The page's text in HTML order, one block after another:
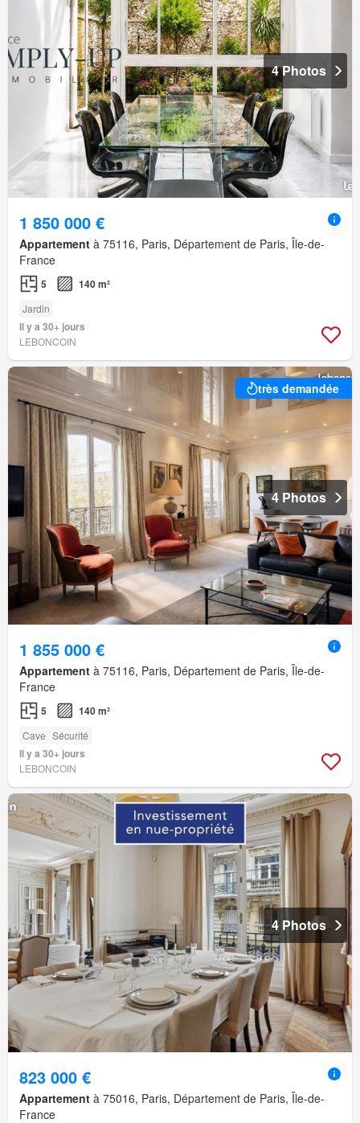
4 Photos
1 850 000 €
Appartement à 75116, Paris, Département de Paris, Île-de-
France
5 140 m²
Jardin
Il y a 30+ jours
LEBONCOIN
très demandée
4 Photos
1 855 000 €
Appartement à 75116, Paris, Département de Paris, Île-de-
France
5 140 m²
Cave Sécurité
Il y a 30+ jours
LEBONCOIN
4 Photos
823 000 €
Appartement à 75016, Paris, Département de Paris, Île-de-
France